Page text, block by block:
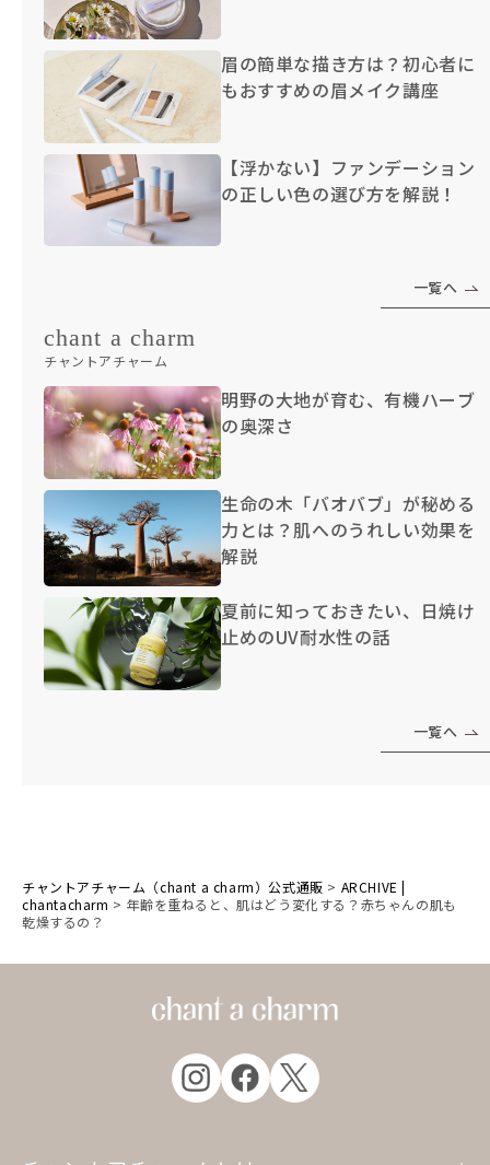
眉の簡単な描き方は？初心者に
もおすすめの眉メイク講座
【浮かない】ファンデーション
の正しい色の選び方を解説！
一覧へ
chant a charm
チャントアチャーム
明野の大地が育む、有機ハーブ
の奥深さ
生命の木「バオバブ」が秘める
力とは？肌へのうれしい効果を
解説
夏前に知っておきたい、日焼け
止めのUV耐水性の話
一覧へ
チャントアチャーム（chant a charm）公式通販 > ARCHIVE |
chantacharm > 年齢を重ねると、肌はどう変化する？赤ちゃんの肌も
乾燥するの？